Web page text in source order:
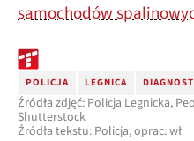
samochodów
POLICJA LEGNICA
Źródła zdjęć: Policja Legnicka,
Shutterstock
Źródła tekstu: Policja, oprac. wł